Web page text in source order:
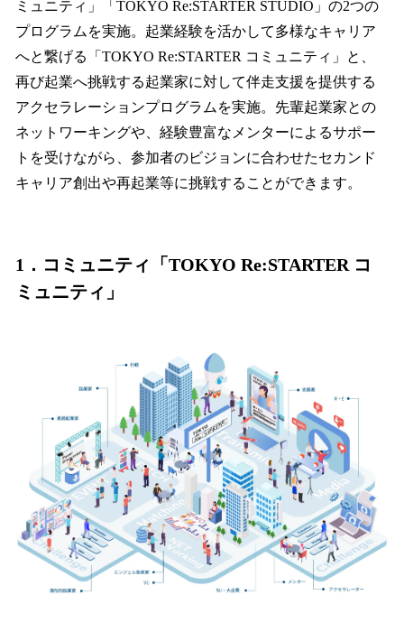
ミュニティ」「TOKYO Re:STARTER STUDIO」の2つの
プログラムを実施。起業経験を活かして多様なキャリア
へと繋げる「TOKYO Re:STARTER コミュニティ」と、
再び起業へ挑戦する起業家に対して伴走支援を提供する
アクセラレーションプログラムを実施。先輩起業家との
ネットワーキングや、経験豊富なメンターによるサポー
トを受けながら、参加者のビジョンに合わせたセカンド
キャリア創出や再起業等に挑戦することができます。
1．コミュニティ「TOKYO Re:STARTER コ
ミュニティ」